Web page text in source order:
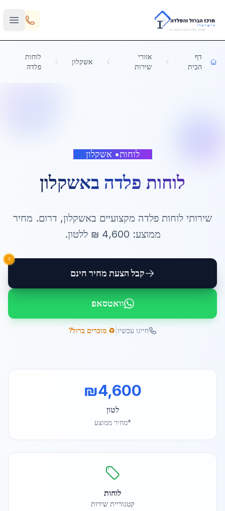
Skip to main content
דף
הבית
אזורי
שירות
אשקלון
לוחות
פלדה
לוחות• אשקלון
לוחות פלדה באשקלון
שירותי לוחות פלדה מקצועיים באשקלון, דרום. מחיר
ממוצע: 4,600 ₪ ללטון.
קבל הצעת מחיר חינם
!
וואטסאפ
חייגו עכשיו ♻️ מוכרים ברזל?
₪4,600
לטון
*מחיר ממוצע
לוחות
קטגוריית שירות